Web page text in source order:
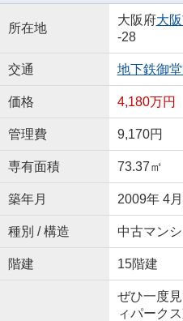
所在地
大阪府大
-28
交通 地下鉄御
価格 4,180万円
管理費 9,170円
専有面積 73.37㎡
築年月 2009年 4
種別 / 構造 中古マン
階建 15階建
ぜひ一度
ィパーク